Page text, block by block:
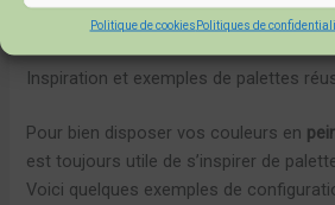
Politique de cookiesPolitiques de
mélanger la peinture à l'huile
Inspiration et exemples de palettes
Pour bien disposer vos couleurs en
est toujours utile de s’inspirer de
Voici quelques exemples de